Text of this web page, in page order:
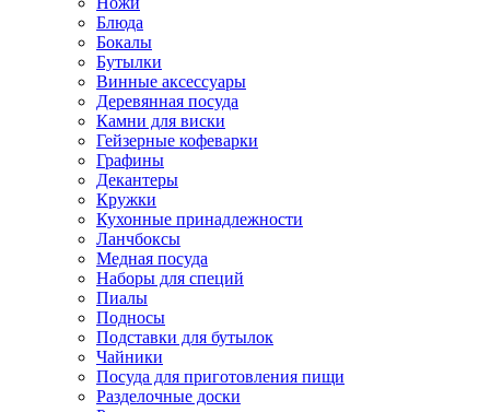
Блюда
Бокалы
Бутылки
Винные аксессуары
Деревянная посуда
Камни для виски
Гейзерные кофеварки
Графины
Декантеры
Кружки
Кухонные принадлежности
Ланчбоксы
Медная посуда
Наборы для специй
Пиалы
Подносы
Подставки для бутылок
Чайники
Посуда для приготовления пищи
Разделочные доски